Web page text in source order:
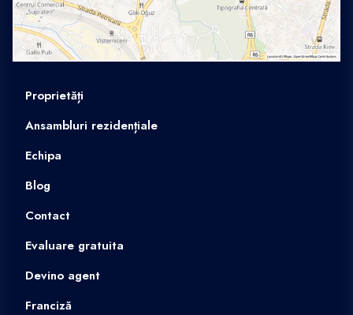
Proprietăți
Ansambluri rezidențiale
Echipa
Blog
Contact
Evaluare gratuita
Devino agent
Franciză